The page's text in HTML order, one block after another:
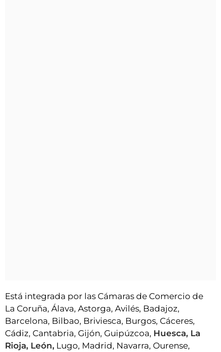
Está integrada por las Cámaras de Comercio de
La Coruña, Álava, Astorga, Avilés, Badajoz,
Barcelona, Bilbao, Briviesca, Burgos, Cáceres,
Cádiz, Cantabria, Gijón, Guipúzcoa, Huesca, La
Rioja, León, Lugo, Madrid, Navarra, Ourense,